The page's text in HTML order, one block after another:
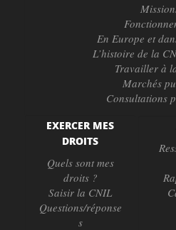
En Europe et
L’histoire de la
Travailler à
Marchés
Consultations
EXERCER MES
DROITS
Quels sont mes
droits ?
Saisir la CNIL
Questions/réponse
s